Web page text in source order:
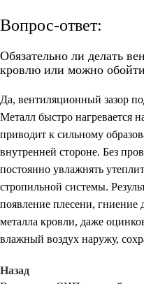
Вопрос-ответ:
Обязательно ли делать
кровлю или можно
Да, вентиляционный зазор
Металл быстро нагревается
приводит к сильному
внутренней стороне. Без
постоянно увлажнять
стропильной системы.
появление плесени, гниение
металла кровли, даже
влажный воздух наружу,
Назад